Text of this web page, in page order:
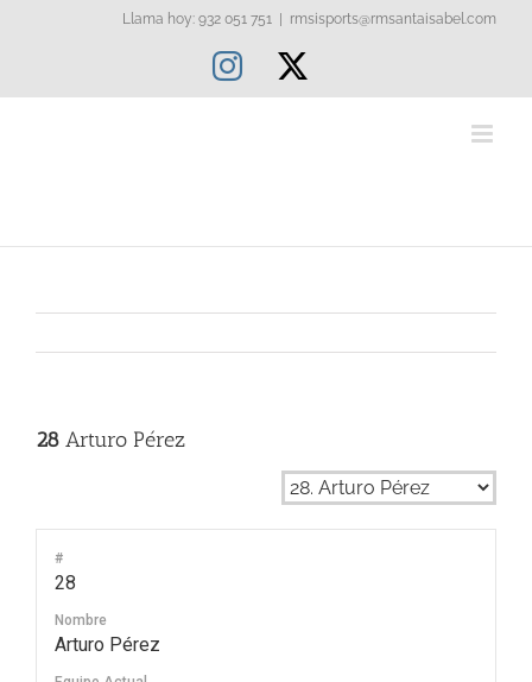
Llama hoy: 932 051 751 rmsisports@rmsantaisabel.com
Instagram
28 Arturo Pérez
#
28
Nombre
Arturo Pérez